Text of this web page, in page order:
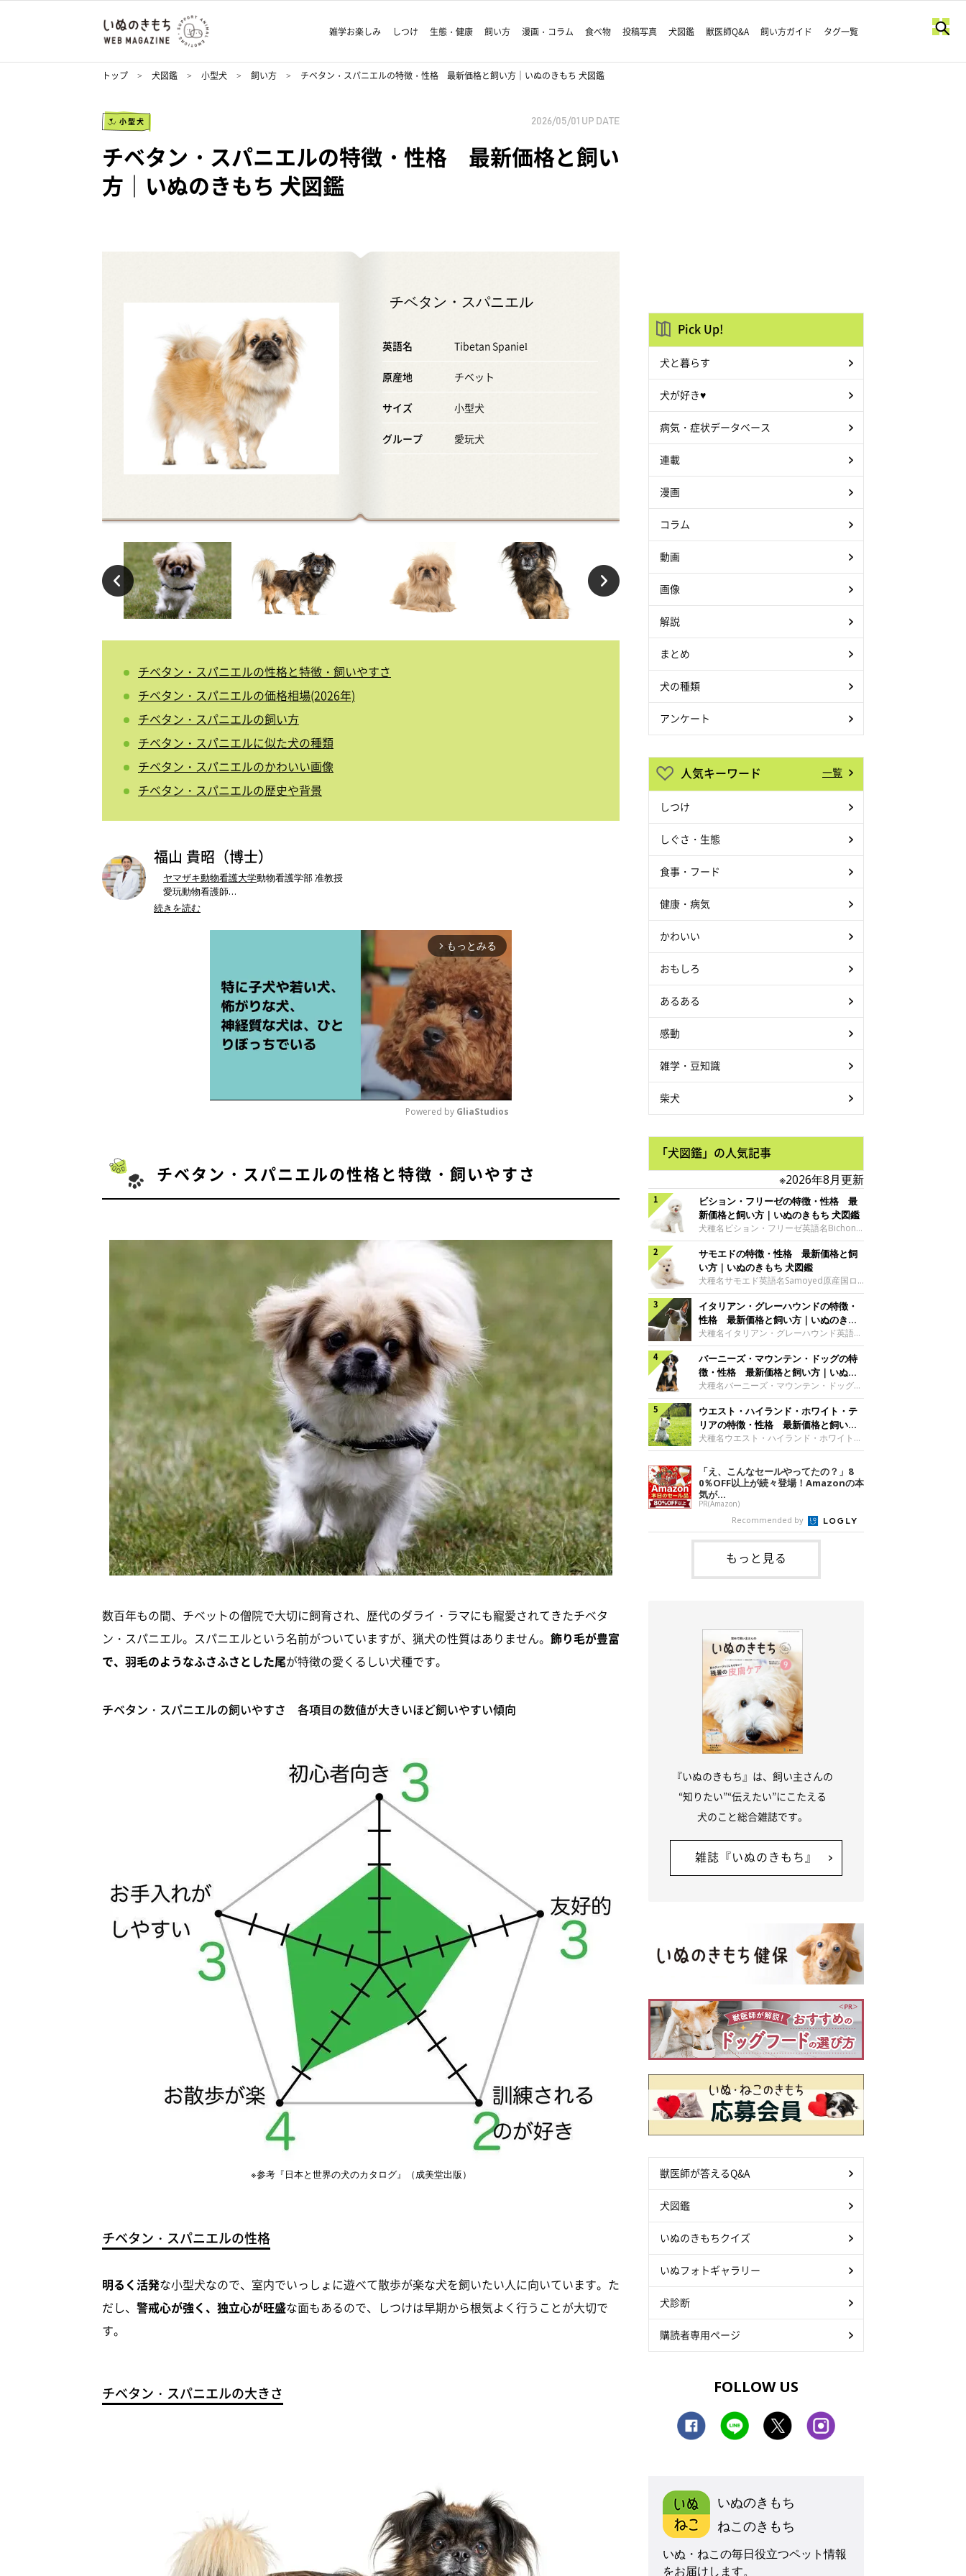
雑学お楽しみ しつけ 生態・健康 飼い方 漫画・コラム 食べ物 投稿写真 犬図鑑 獣医師Q&A 飼い方ガイド タグ一覧
トップ 犬図鑑 小型犬 飼い方 チベタン・スパニエルの特徴・性格 最新価格と飼い方｜いぬのきもち 犬図鑑
小型犬 2026/05/01 UP DATE
チベタン・スパニエルの特徴・性格 最新価格と飼い
方｜いぬのきもち 犬図鑑
チベタン・スパニエル
英語名 Tibetan Spaniel
原産地 チベット
サイズ 小型犬
グループ 愛玩犬
チベタン・スパニエルの性格と特徴・飼いやすさ
チベタン・スパニエルの価格相場(2026年)
チベタン・スパニエルの飼い方
チベタン・スパニエルに似た犬の種類
チベタン・スパニエルのかわいい画像
チベタン・スパニエルの歴史や背景
福山 貴昭（博士）
ヤマザキ動物看護大学動物看護学部 准教授
愛玩動物看護師
ドッググルーミングスペシャリスト
『明るい老犬生活―今日からできる頑張りすぎ
続きを読む
arrow_forward_ios もっとみる
u
Powered by GliaStudios
チベタン・スパニエルの性格と特徴・飼いやすさ
数百年もの間、チベットの僧院で大切に飼育され、歴代のダライ・ラマにも寵愛されてきたチベタ
ン・スパニエル。スパニエルという名前がついていますが、猟犬の性質はありません。 飾り毛が豊富
で、羽毛のようなふさふさとした尾が特徴の愛くるしい犬種です。
チベタン・スパニエルの飼いやすさ 各項目の数値が大きいほど飼いやすい傾向
※参考『日本と世界の犬のカタログ』（成美堂出版）
チベタン・スパニエルの性格
明るく活発な小型犬なので、室内でいっしょに遊べて散歩が楽な犬を飼いたい人に向いています。た
だし、 警戒心が強く、独立心が旺盛な面もあるので、しつけは早期から根気よく行うことが大切で
す。
チベタン・スパニエルの大きさ
Pick Up!
犬と暮らす
犬が好き♥
病気・症状データベース
連載
漫画
コラム
動画
画像
解説
まとめ
犬の種類
アンケート
人気キーワード 一覧
しつけ
しぐさ・生態
食事・フード
健康・病気
かわいい
おもしろ
あるある
感動
雑学・豆知識
柴犬
「犬図鑑」の人気記事
※2026年8月更新
ビション・フリーゼの特徴・性格 最
新価格と飼い方｜いぬのきもち 犬図鑑
犬種名ビション・フリーゼ英語名Bichon
Frise原産国フランス、ベルギーサイズ小
型犬グループ愛玩犬 ビション・フリーゼ
の魅力ビジョン・フリーゼの特徴といえ
ば、なんといっても綿毛のようにふわふわ
した純白の被毛。ビション・フリーゼのト
レードマークともいえる、綿アメのような
丸いカットスタイルは、アメリカ人のトリ
マーが考案したもので、「パウダー・パ
フ」と呼ばれます。真っ白な毛色にパッチ
リとくるくる動く大きな瞳と、黒々とした
鼻、短めのマズルが豊かな表情をつくって
います。※参考／『日本と世界の犬のカタ
ログ』（
サモエドの特徴・性格 最新価格と飼
い方｜いぬのきもち 犬図鑑
犬種名サモエド英語名Samoyed原産国ロ
シアサイズ大型犬グループ原始的な犬・ス
ピッツ サモエドの魅力雪のように白いふ
わふわした外見が愛らしくてユニークなサ
モエド。何世紀にも渡って遊牧民とともに
移動し、トナカイの群れの管理などをして
いたこともあって、人と友好的な関係を築
ける犬種です。日本スピッツの大型版のよ
うだからか、日本でも親しみを持たれやす
く、とくに独特の笑顔が特徴で、「サモエ
ド・スマイル」で飼い主さんを癒してくれ
る優しい犬です。※参考／『日本と世界の
犬のカタログ』（成美堂出版）性格サモエ
ドの性格は
イタリアン・グレーハウンドの特徴・
性格 最新価格と飼い方｜いぬのきも
ち 犬図鑑
犬種名イタリアン・グレーハウンド英語名
Italian Greyhound原産国イタリアサイズ
小型犬グループ視覚ハウンド イタリア
ン・グレーハウンドの魅力ルネッサンス期
の王侯貴族に愛されただけあって、気品あ
ふれる優雅なスタイルが魅力です。おっと
りしていて気立てのよさも愛される理由の
ひとつでしょう。骨が細いので、骨折には
注意が必要です。脚にかかる負担につい
て、家庭でしっかりケアしてあげれば、優
はずです。 ※参考／『日本と世界の犬のカ
タログ』（成美堂出版）性格ウィペットな
バーニーズ・マウンテン・ドッグの特
徴・性格 最新価格と飼い方｜いぬの
きもち 犬図鑑
犬種名バーニーズ・マウンテン・ドッグ英
語名Bernese Mountain Dog原産国スイス
サイズ大型犬グループ使役犬 バーニー
ズ・マウンテン・ドッグの魅力温和で飼い
主に従順、甘えることが大好きな、人なつ
こい犬が多いです。体が大きいわりに活発
活発で、遊んだり、走り回ったりします。
祖先は山岳地帯を動き回っていたため、と
てもタフ。食欲も旺盛でよく食べますの
で、肥満と運度不足防止のためにもかなり
の運動量が必要になります。アウトドアで
アクティブに楽しむ魅力をもっています。
ウエスト・ハイランド・ホワイト・テ
リアの特徴・性格 最新価格と飼い方
｜いぬのきもち 犬図鑑
犬種名ウエスト・ハイランド・ホワイト・
テリア英語名West Highland White
Terrier原産国イギリスサイズ小型犬グル
ープテリアウエスト・ハイランド・ホワイ
ト・テリアの魅力くりっとした瞳にニンジ
ンのような形の尻尾、愛きょうのあるしぐ
さ……成犬になっても子犬のようなあどけ
ない姿がキュートな印象です。元猟犬とし
て、小さいながらも力強く筋肉質な体つき
で、スタミナも旺盛。とても活発に動き回
る陽気なテリアの代表格です。※参考／
『日本と世界の犬のカタログ』（成美堂出
「え、こんなセールやってたの？」8
0％OFF以上が続々登場！Amazonの本
気が...
PR(Amazon)
Recommended by
もっと見る
『いぬのきもち』は、飼い主さんの
“知りたい”“伝えたい”にこたえる
犬のこと総合雑誌です。
雑誌『いぬのきもち』
獣医師が答えるQ&A
犬図鑑
いぬのきもちクイズ
いぬフォトギャラリー
犬診断
購読者専用ページ
FOLLOW US
いぬのきもち
ねこのきもち
いぬ・ねこの毎日役立つペット情報
をお届けします。